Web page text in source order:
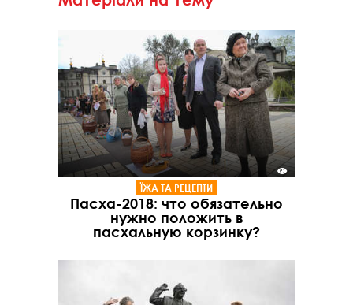
ЇЖА ТА РЕЦЕПТИ
Пасха-2018: что обязательно
нужно положить в
пасхальную корзинку?